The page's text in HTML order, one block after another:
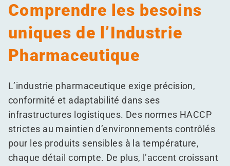
Comprendre les besoins
uniques de l’Industrie
Pharmaceutique
L’industrie pharmaceutique exige précision,
conformité et adaptabilité dans ses
infrastructures logistiques. Des normes HACCP
strictes au maintien d’environnements contrôlés
pour les produits sensibles à la température,
chaque détail compte. De plus, l’accent croissant